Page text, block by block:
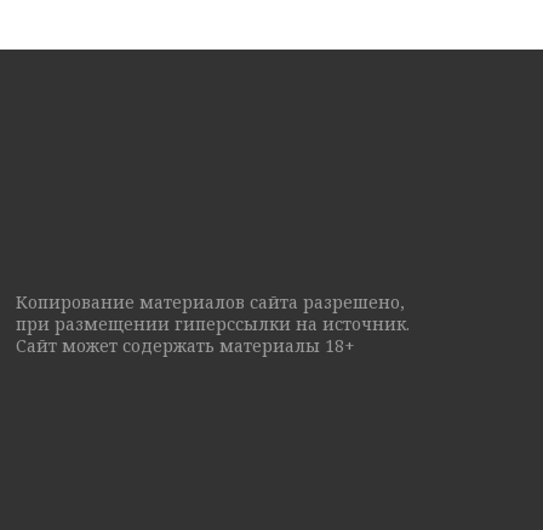
Копирование материалов сайта разрешено,
при размещении гиперссылки на источник.
Сайт может содержать материалы 18+